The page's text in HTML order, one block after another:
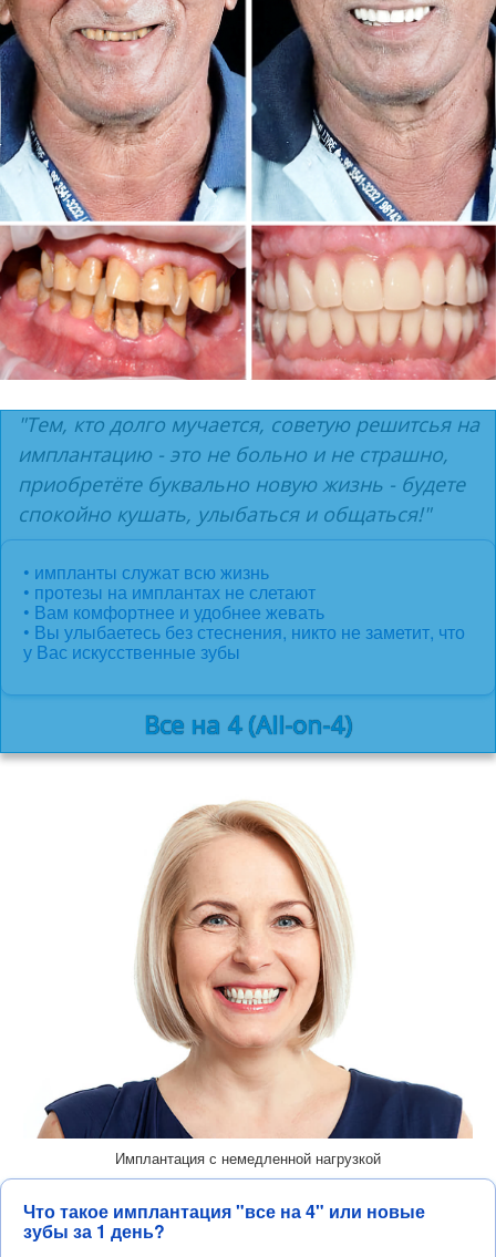
"Тем, кто долго мучается, советую решитсья на
имплантацию - это не больно и не страшно,
приобретёте буквально новую жизнь - будете
спокойно кушать, улыбатьcя и общаться!"
• импланты служат всю жизнь
• протезы на имплантах не слетают
• Вам комфортнее и удобнее жевать
• Вы улыбаетесь без стеснения, никто не заметит, что
у Вас искусственные зубы
Все на 4 (All-on-4)
Имплантация с немедленной нагрузкой
Что такое имплантация "все на 4" или новые
зубы за 1 день?